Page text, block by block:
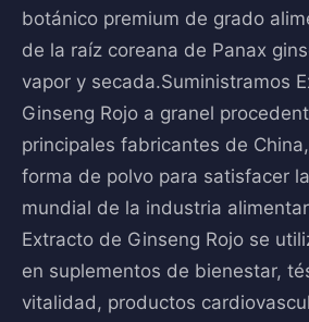
botánico premium de grado
de la raíz coreana de Panax
vapor y secada.Suministramos
Ginseng Rojo a granel
principales fabricantes de
forma de polvo para satisfacer
mundial de la industria
Extracto de Ginseng Rojo se
en suplementos de bienestar,
vitalidad, productos